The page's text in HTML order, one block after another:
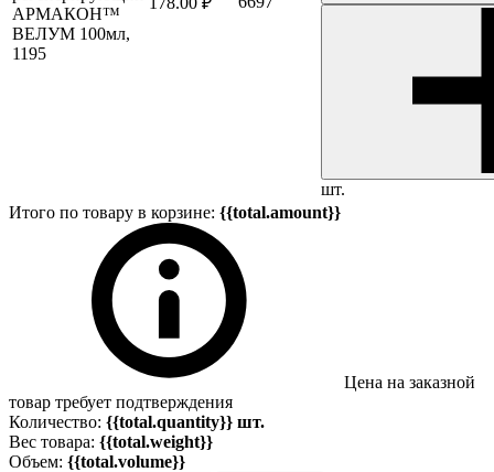
АРМАКОН™
ВЕЛУМ 100мл,
1195
шт.
Итого по товару в корзине: {{total.amount}}
Цена на заказной
товар требует подтверждения
Количество: {{total.quantity}} шт.
Вес товара: {{total.weight}}
Объем: {{total.volume}}